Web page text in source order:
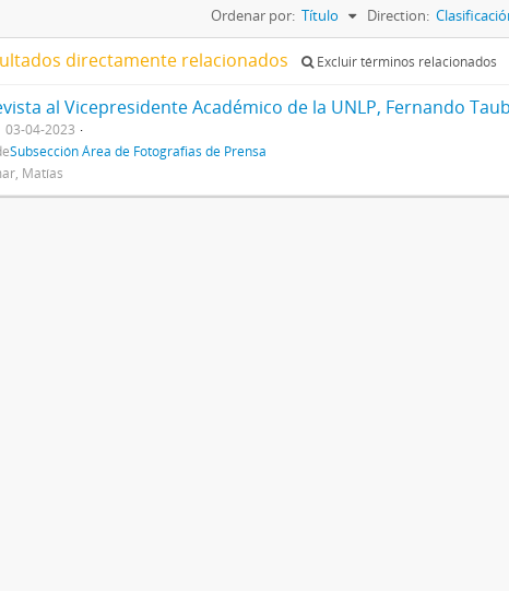
Ordenar por: Título Direction:
directamente relacionados Excluir términos relacionados
03-04-2023
Subsección Área de Fotografias de Prensa
Matías